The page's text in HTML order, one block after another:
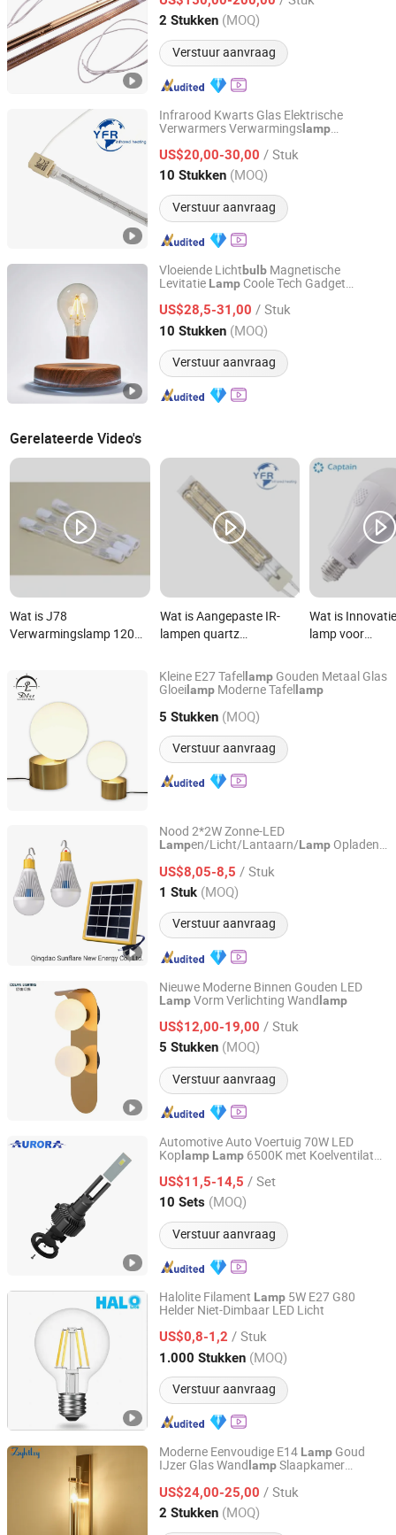
2 Stukken (MOQ)
Verstuur aanvraag
Jiangsu, China Sinds 2022
Infrarood Kwarts Glas Elektrische
Verwarmers Verwarmings lamp
Lichten GloeilampEmittent Sidel 2500W
3000W voor Sidel Pet Fles Blazende Mal
US$20,00-30,00 / Stuk
10 Stukken (MOQ)
Verstuur aanvraag
Huaian Yinfrared Heating Tech Co., Ltd.
Jiangsu, China Sinds 2022
Vloeiende Lichtbulb Magnetische
Levitatie Lamp Coole Tech Gadget
Wetenschapsliefhebbers
US$28,5-31,00 / Stuk
10 Stukken (MOQ)
Verstuur aanvraag
PDA (Shenzhen) Technology Co., Ltd.
Guangdong, China Sinds 2022
Gerelateerde Video's
Wat is J78
Verwarmingslamp 120V
R7s J Lamp
Wat is Aangepaste IR-
lampen quartz
infrarood
verwarmingsbuizen
stralingsverwarmers
halogeen
verwarmingslamp voor
Heidelberg Roland
Komori drukmachine
Wat is
lamp voor
dagelijks
Kleine E27 Tafel lamp Gouden Metaal Glas
Gloei lamp Moderne Tafel lamp
5 Stukken (MOQ)
Verstuur aanvraag
Zhongshan DLSS Lighting CO., LTD.
Guangdong, China Sinds 2016
Nood 2*2W Zonne-LED
Lampen/Licht/Lantaarn/Lamp Opladen
US$8,05-8,5 / Stuk
1 Stuk (MOQ)
Verstuur aanvraag
Qingdao Sunshine New Energy Co., Ltd.
Shandong, China Sinds 2014
Nieuwe Moderne Binnen Gouden LED
LampVorm Verlichting Wand lamp
US$12,00-19,00 / Stuk
5 Stukken (MOQ)
Verstuur aanvraag
Zhongshan Ocean Smart Lighting Co., Ltd
Guangdong, China Sinds 2011
Automotive Auto Voertuig 70W LED
Kop lamp Lamp 6500K met Koelventilator
US$11,5-14,5 / Set
10 Sets (MOQ)
Verstuur aanvraag
Shenzhen Aurora Technology Limited
Guangdong, China Sinds 2020
Halolite Filament Lamp 5W E27 G80
Helder Niet-Dimbaar LED Licht
US$0,8-1,2 / Stuk
1.000 Stukken (MOQ)
Verstuur aanvraag
Ningbo Halolite Lighting Technology Co., Ltd.
Zhejiang, China Sinds 2023
Moderne Eenvoudige E14 Lamp Goud
IJzer Glas Wand lampSlaapkamer
(B052)
US$24,00-25,00 / Stuk
2 Stukken (MOQ)
Zhongshan City Zhi Yi Lighting Co., Ltd
Guangdong, China Sinds 2024